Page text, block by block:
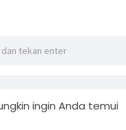
ingin Anda temui